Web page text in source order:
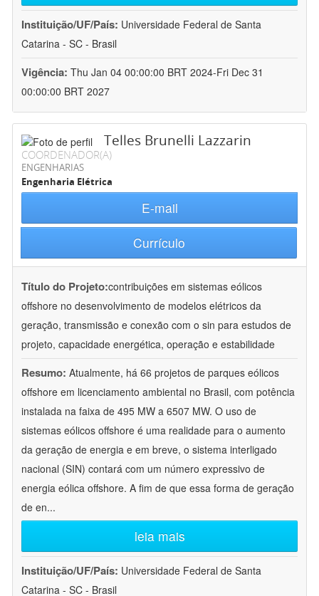
Instituição/UF/País: Universidade Federal de Santa
Catarina - SC - Brasil
Vigência: Thu Jan 04 00:00:00 BRT 2024-Fri Dec 31
00:00:00 BRT 2027
Telles Brunelli Lazzarin
COORDENADOR(A)
ENGENHARIAS
Engenharia Elétrica
E-mail
Currículo
Título do Projeto:contribuições em sistemas eólicos
offshore no desenvolvimento de modelos elétricos da
geração, transmissão e conexão com o sin para estudos de
projeto, capacidade energética, operação e estabilidade
Resumo: Atualmente, há 66 projetos de parques eólicos
offshore em licenciamento ambiental no Brasil, com potência
instalada na faixa de 495 MW a 6507 MW. O uso de
sistemas eólicos offshore é uma realidade para o aumento
da geração de energia e em breve, o sistema interligado
nacional (SIN) contará com um número expressivo de
energia eólica offshore. A fim de que essa forma de geração
de en...
leia mais
Instituição/UF/País: Universidade Federal de Santa
Catarina - SC - Brasil